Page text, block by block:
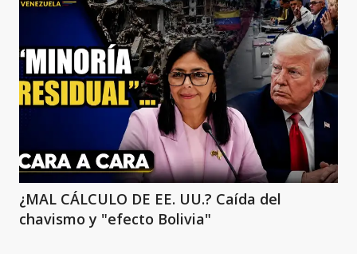
¿MAL CÁLCULO DE EE. UU.? Caída del
chavismo y "efecto Bolivia"